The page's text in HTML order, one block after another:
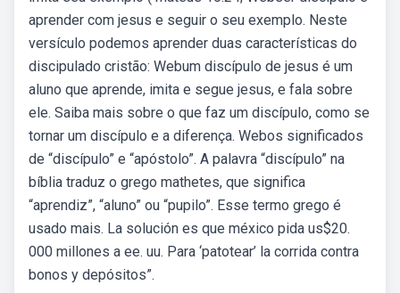
aprender com jesus e seguir o seu exemplo. Neste
versículo podemos aprender duas características do
discipulado cristão: Webum discípulo de jesus é um
aluno que aprende, imita e segue jesus, e fala sobre
ele. Saiba mais sobre o que faz um discípulo, como se
tornar um discípulo e a diferença. Webos significados
de “discípulo” e “apóstolo”. A palavra “discípulo” na
bíblia traduz o grego mathetes, que significa
“aprendiz”, “aluno” ou “pupilo”. Esse termo grego é
usado mais. La solución es que méxico pida us$20.
000 millones a ee. uu. Para ‘patotear’ la corrida contra
bonos y depósitos”.